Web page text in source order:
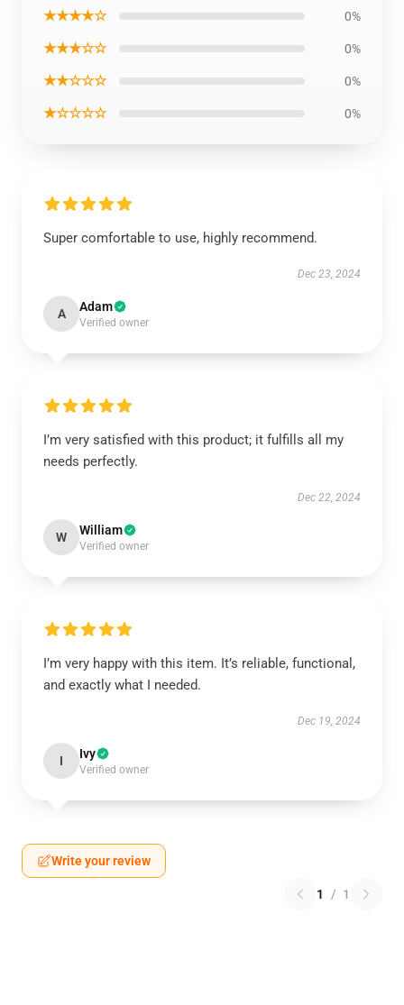
★★★★☆ 0%
★★★☆☆ 0%
★★☆☆☆ 0%
★☆☆☆☆ 0%
Super comfortable to use, highly recommend.
Dec 23, 2024
A Adam
Verified owner
I’m very satisfied with this product; it fulfills all my
needs perfectly.
Dec 22, 2024
W William
Verified owner
I’m very happy with this item. It’s reliable, functional,
and exactly what I needed.
Dec 19, 2024
I Ivy
Verified owner
Write your review
1 / 1